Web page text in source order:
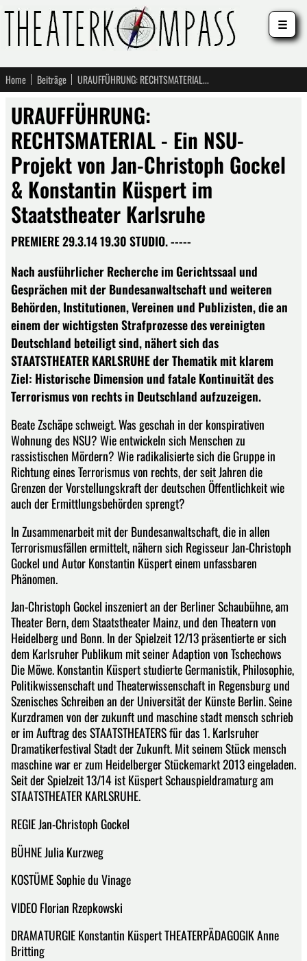
Home Beiträge URAUFFÜHRUNG: RECHTSMATERIAL - Ein NSU-Projekt von Jan-Christoph Gockel & Konstantin Küspert im Staatstheater Karlsruhe
URAUFFÜHRUNG:
RECHTSMATERIAL - Ein NSU-
Projekt von Jan-Christoph Gockel
& Konstantin Küspert im
Staatstheater Karlsruhe
PREMIERE 29.3.14 19.30 STUDIO. -----
Nach ausführlicher Recherche im Gerichtssaal und
Gesprächen mit der Bundesanwaltschaft und weiteren
Behörden, Institutionen, Vereinen und Publizisten, die an
einem der wichtigsten Strafprozesse des vereinigten
Deutschland beteiligt sind, nähert sich das
STAATSTHEATER KARLSRUHE der Thematik mit klarem
Ziel: Historische Dimension und fatale Kontinuität des
Terrorismus von rechts in Deutschland aufzuzeigen.
Beate Zschäpe schweigt. Was geschah in der konspirativen
Wohnung des NSU? Wie entwickeln sich Menschen zu
rassistischen Mördern? Wie radikalisierte sich die Gruppe in
Richtung eines Terrorismus von rechts, der seit Jahren die
Grenzen der Vorstellungskraft der deutschen Öffentlichkeit wie
auch der Ermittlungsbehörden sprengt?
In Zusammenarbeit mit der Bundesanwaltschaft, die in allen
Terrorismusfällen ermittelt, nähern sich Regisseur Jan-Christoph
Gockel und Autor Konstantin Küspert einem unfassbaren
Phänomen.
Jan-Christoph Gockel inszeniert an der Berliner Schaubühne, am
Theater Bern, dem Staatstheater Mainz, und den Theatern von
Heidelberg und Bonn. In der Spielzeit 12/13 präsentierte er sich
dem Karlsruher Publikum mit seiner Adaption von Tschechows
Die Möwe. Konstantin Küspert studierte Germanistik, Philosophie,
Politikwissenschaft und Theaterwissenschaft in Regensburg und
Szenisches Schreiben an der Universität der Künste Berlin. Seine
Kurzdramen von der zukunft und maschine stadt mensch schrieb
er im Auftrag des STAATSTHEATERS für das 1. Karlsruher
Dramatikerfestival Stadt der Zukunft. Mit seinem Stück mensch
maschine war er zum Heidelberger Stückemarkt 2013 eingeladen.
Seit der Spielzeit 13/14 ist Küspert Schauspieldramaturg am
STAATSTHEATER KARLSRUHE.
REGIE Jan-Christoph Gockel
BÜHNE Julia Kurzweg
KOSTÜME Sophie du Vinage
VIDEO Florian Rzepkowski
DRAMATURGIE Konstantin Küspert THEATERPÄDAGOGIK Anne
Britting
☰